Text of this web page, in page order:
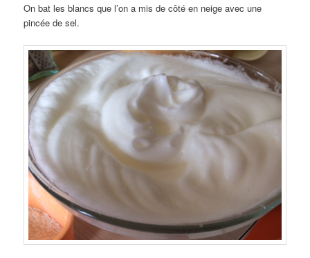
On bat les blancs que l’on a mis de côté en neige avec une
pincée de sel.